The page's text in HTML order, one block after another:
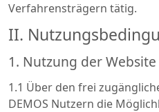
Verfahrensträgern tätig.
II.
1. Nutzung der Website
1.1 Über den frei
DEMOS Nutzern die